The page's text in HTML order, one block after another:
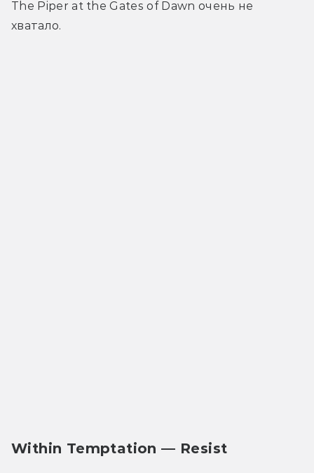
The Piper at the Gates of Dawn очень не
хватало.
Within Temptation — Resist